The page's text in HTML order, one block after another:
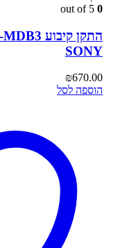
0
SONY
₪670.00
הוספה לסל